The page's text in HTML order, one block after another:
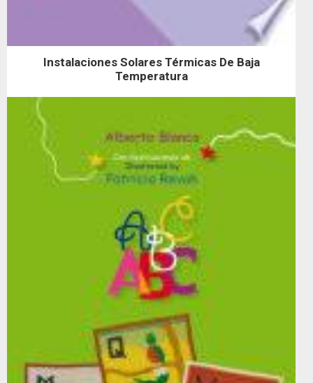
Instalaciones Solares Térmicas De Baja
Temperatura